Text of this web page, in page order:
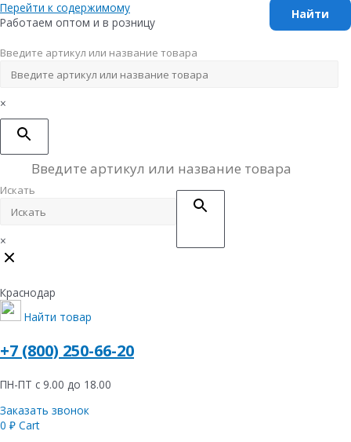
Перейти к содержимому
Работаем оптом и в розницу
Введите артикул или название товара
×
Искать
×
Краснодар
Найти товар
+7 (800) 250-66-20
ПН-ПТ с 9.00 до 18.00
Заказать звонок
0 ₽ Cart